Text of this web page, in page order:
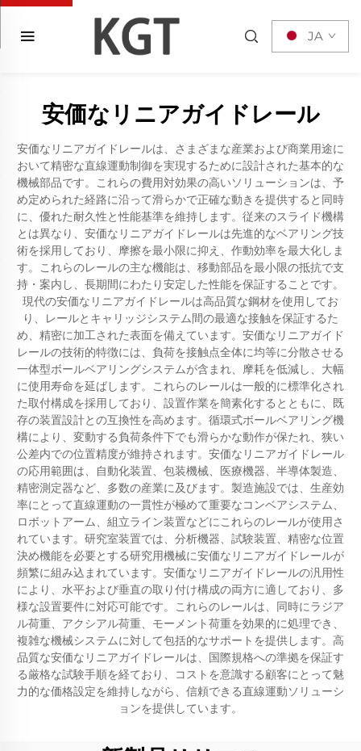
JA
安価なリニアガイドレール
安価なリニアガイドレールは、さまざまな産業および商業用途に
おいて精密な直線運動制御を実現するために設計された基本的な
機械部品です。これらの費用対効果の高いソリューションは、予
め定められた経路に沿って滑らかで正確な動きを提供すると同時
に、優れた耐久性と性能基準を維持します。従来のスライド機構
とは異なり、安価なリニアガイドレールは先進的なベアリング技
術を採用しており、摩擦を最小限に抑え、作動効率を最大化しま
す。これらのレールの主な機能は、移動部品を最小限の抵抗で支
持・案内し、長期間にわたり安定した性能を保証することです。
現代の安価なリニアガイドレールは高品質な鋼材を使用してお
り、レールとキャリッジシステム間の最適な接触を保証するた
め、精密に加工された表面を備えています。安価なリニアガイド
レールの技術的特徴には、負荷を接触点全体に均等に分散させる
一体型ボールベアリングシステムが含まれ、摩耗を低減し、大幅
に使用寿命を延ばします。これらのレールは一般的に標準化され
た取付構成を採用しており、設置作業を簡素化するとともに、既
存の装置設計との互換性を高めます。循環式ボールベアリング機
構により、変動する負荷条件下でも滑らかな動作が保たれ、狭い
公差内での位置精度が維持されます。安価なリニアガイドレール
の応用範囲は、自動化装置、包装機械、医療機器、半導体製造、
精密測定器など、多数の産業に及びます。製造施設では、生産効
率にとって直線運動の一貫性が極めて重要なコンベアシステム、
ロボットアーム、組立ライン装置などにこれらのレールが使用さ
れています。研究室装置では、分析機器、試験装置、精密な位置
決め機能を必要とする研究用機械に安価なリニアガイドレールが
頻繁に組み込まれています。安価なリニアガイドレールの汎用性
により、水平および垂直の取り付け構成の両方に適しており、多
様な設置要件に対応可能です。これらのレールは、同時にラジア
ル荷重、アクシアル荷重、モーメント荷重を効果的に処理でき、
複雑な機械システムに対して包括的なサポートを提供します。高
品質な安価なリニアガイドレールは、国際規格への準拠を保証す
る厳格な試験手順を経ており、コストを意識する顧客にとって魅
力的な価格設定を維持しながら、信頼できる直線運動ソリューシ
ョンを提供しています。